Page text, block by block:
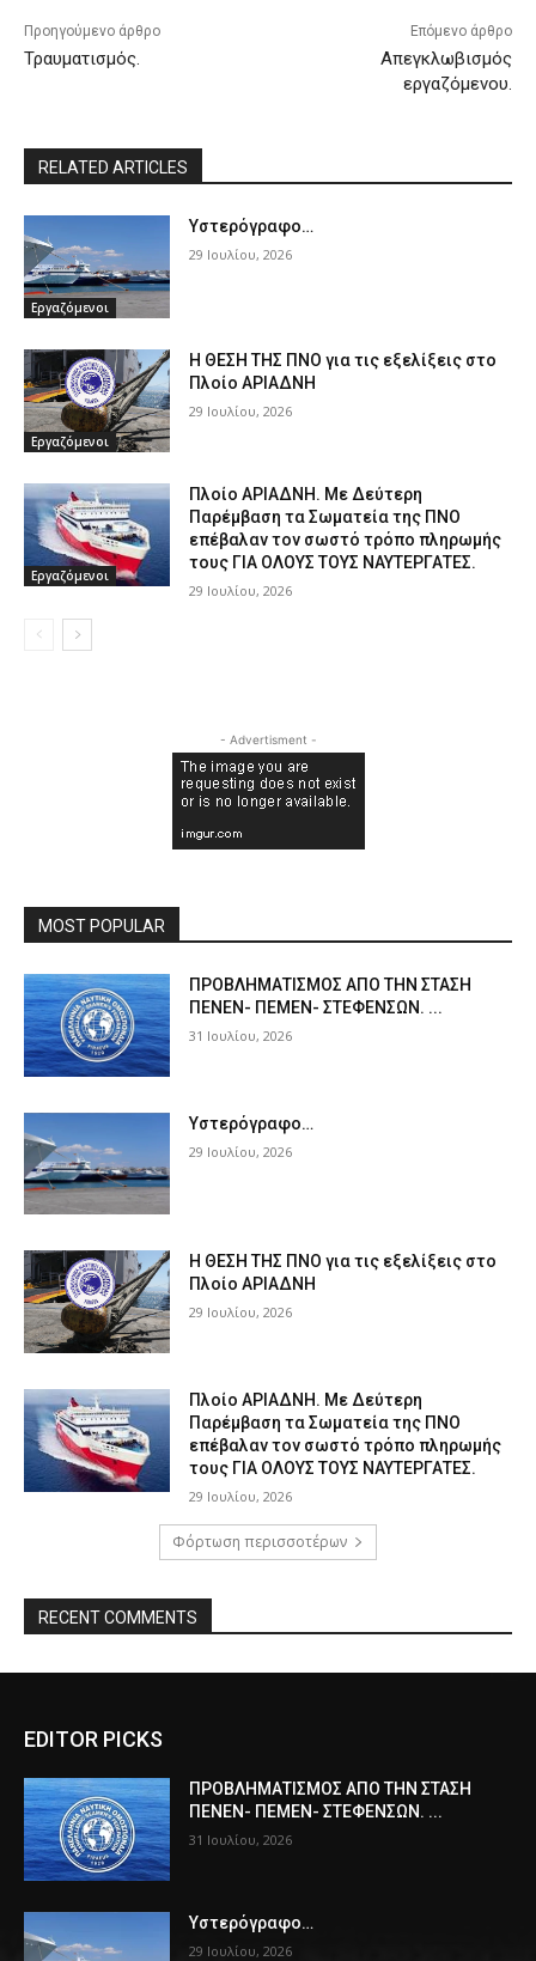
Προηγούμενο άρθρο
Τραυματισμός.
Επόμενο άρθρο
Απεγκλωβισμός
εργαζόμενου.
RELATED ARTICLES
Εργαζόμενοι
Υστερόγραφο…
29 Ιουλίου, 2026
Εργαζόμενοι
Η ΘΕΣΗ ΤΗΣ ΠΝΟ για τις εξελίξεις στο
Πλοίο ΑΡΙΑΔΝΗ
29 Ιουλίου, 2026
Εργαζόμενοι
Πλοίο ΑΡΙΑΔΝΗ. Με Δεύτερη
Παρέμβαση τα Σωματεία της ΠΝΟ
επέβαλαν τον σωστό τρόπο πληρωμής
τους ΓΙΑ ΟΛΟΥΣ ΤΟΥΣ ΝΑΥΤΕΡΓΑΤΕΣ.
29 Ιουλίου, 2026
- Advertisment -
MOST POPULAR
ΠPOΒΛΗΜΑΤΙΣΜΟΣ ΑΠΟ ΤΗΝ ΣΤΑΣΗ
ΠΕΝΕΝ- ΠΕΜΕΝ- ΣΤΕΦΕΝΣΩΝ. ...
31 Ιουλίου, 2026
Υστερόγραφο…
29 Ιουλίου, 2026
Η ΘΕΣΗ ΤΗΣ ΠΝΟ για τις εξελίξεις στο
Πλοίο ΑΡΙΑΔΝΗ
29 Ιουλίου, 2026
Πλοίο ΑΡΙΑΔΝΗ. Με Δεύτερη
Παρέμβαση τα Σωματεία της ΠΝΟ
επέβαλαν τον σωστό τρόπο πληρωμής
τους ΓΙΑ ΟΛΟΥΣ ΤΟΥΣ ΝΑΥΤΕΡΓΑΤΕΣ.
29 Ιουλίου, 2026
Φόρτωση περισσοτέρων
RECENT COMMENTS
EDITOR PICKS
ΠPOΒΛΗΜΑΤΙΣΜΟΣ ΑΠΟ ΤΗΝ ΣΤΑΣΗ
ΠΕΝΕΝ- ΠΕΜΕΝ- ΣΤΕΦΕΝΣΩΝ. ...
31 Ιουλίου, 2026
Υστερόγραφο…
29 Ιουλίου, 2026